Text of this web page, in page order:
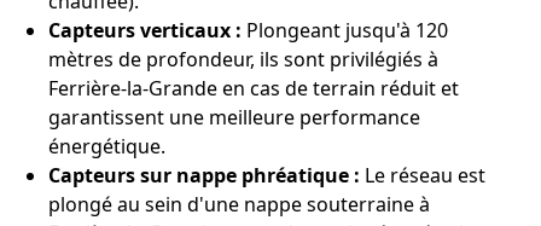
Capteurs verticaux : Plongeant jusqu'à 120
mètres de profondeur, ils sont privilégiés à
Ferrière-la-Grande en cas de terrain réduit et
garantissent une meilleure performance
énergétique.
Capteurs sur nappe phréatique : Le réseau est
plongé au sein d'une nappe souterraine à